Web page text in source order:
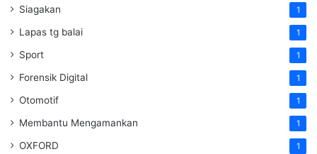
Siagakan 1
Lapas tg balai 1
Sport 1
Forensik Digital 1
Otomotif 1
Membantu Mengamankan 1
OXFORD 1